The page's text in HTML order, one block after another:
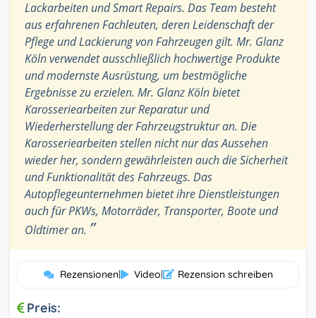
Lackarbeiten und Smart Repairs. Das Team besteht
aus erfahrenen Fachleuten, deren Leidenschaft der
Pflege und Lackierung von Fahrzeugen gilt. Mr. Glanz
Köln verwendet ausschließlich hochwertige Produkte
und modernste Ausrüstung, um bestmögliche
Ergebnisse zu erzielen. Mr. Glanz Köln bietet
Karosseriearbeiten zur Reparatur und
Wiederherstellung der Fahrzeugstruktur an. Die
Karosseriearbeiten stellen nicht nur das Aussehen
wieder her, sondern gewährleisten auch die Sicherheit
und Funktionalität des Fahrzeugs. Das
Autopflegeunternehmen bietet ihre Dienstleistungen
auch für PKWs, Motorräder, Transporter, Boote und
Oldtimer an. ”
Rezensionen| Video| Rezension schreiben
Preis: